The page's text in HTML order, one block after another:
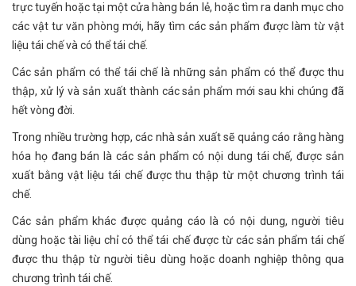
trực tuyến hoặc tại một cửa hàng bán lẻ, hoặc tìm ra danh mục cho
các vật tư văn phòng mới, hãy tìm các sản phẩm được làm từ vật
liệu tái chế và có thể tái chế.
Các sản phẩm có thể tái chế là những sản phẩm có thể được thu
thập, xử lý và sản xuất thành các sản phẩm mới sau khi chúng đã
hết vòng đời.
Trong nhiều trường hợp, các nhà sản xuất sẽ quảng cáo rằng hàng
hóa họ đang bán là các sản phẩm có nội dung tái chế, được sản
xuất bằng vật liệu tái chế được thu thập từ một chương trình tái
chế.
Các sản phẩm khác được quảng cáo là có nội dung, người tiêu
dùng hoặc tài liệu chỉ có thể tái chế được từ các sản phẩm tái chế
được thu thập từ người tiêu dùng hoặc doanh nghiệp thông qua
chương trình tái chế.